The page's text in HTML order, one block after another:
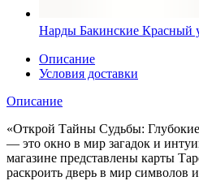
Нарды Бакинские Красный
Описание
Условия доставки
Описание
«Открой Тайны Судьбы:
— это окно в мир загадок и
магазине представлены карты
раскроить дверь в мир символов